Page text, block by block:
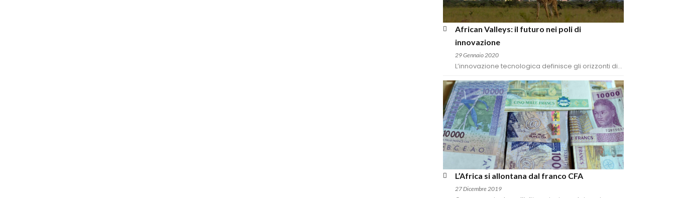
African Valleys: il futuro nei poli di
innovazione
29 Gennaio 2020
L’innovazione tecnologica definisce gli orizzonti di...
L’Africa si allontana dal franco CFA
27 Dicembre 2019